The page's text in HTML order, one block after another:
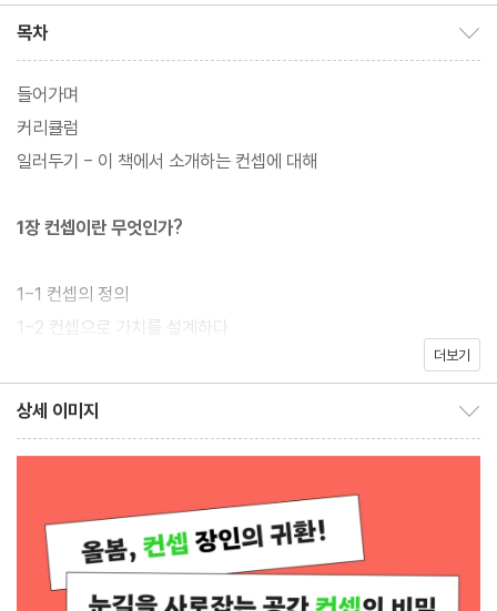
소비자에게는 단 하나의 메시지가 각인되고, 그들의 마음을 얻게 된
다.
세계적인 광고 대행사 TBWA 하쿠호도의 수석 크리에이티브 디렉
로 ‘컨셉’ 강의를 해왔다. 다수의 글로벌 브랜드와의 수많은 프로젝
그가 터득해 온 노하우를 바탕으로, 컨셉 발상부터 한 문장으로 도출
하기까지의 흐름을 실용적이고 체계적으로 가르친다. 수천 명의 극
찬을 받은 그야말로 그의 노하우를 집대성한 명강의를 책으로 엮었
다.
새로운 관점’ 즉 새로운 의미를 불어넣는 과정이라고 정의한다. 이
과정을 ‘컨셉 이해하기’, ‘좋은 질문 만들기’, ‘스토리 설계하기’, ‘한
문장으로 쓰기’, ‘업무에 적용하기’ 5단계로 나누어 친절하게 안내해
목차
들어가며
커리큘럼
일러두기 - 이 책에서 소개하는 컨셉에 대해
1장 컨셉이란 무엇인가?
1-1 컨셉의 정의
1-2 컨셉으로 가치를 설계하다
1장 요약
2장. 컨셉을 이끌어내는 ‘질문’ 만들기
2-1 왜 질문이 중요할까
더보기
상세 이미지